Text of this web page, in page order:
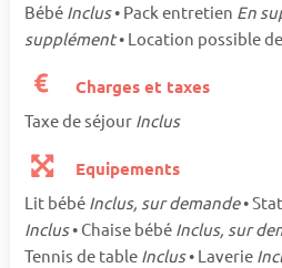
Bébé Inclus• Pack entretien En
supplément• Location possible
Charges et taxes
Taxe de séjour Inclus
Equipements
Lit bébé Inclus, sur demande•
Inclus• Chaise bébé Inclus, sur
Tennis de table Inclus• Laverie